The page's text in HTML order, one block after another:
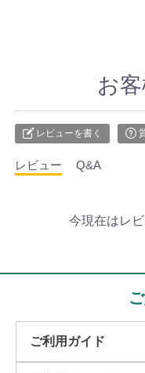
お
レビューを書く
レビュー Q&A
今現在はレ
ご利用ガイド